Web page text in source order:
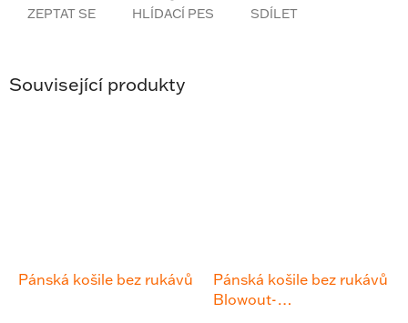
ZEPTAT SE SDÍLET
Související produkty
Pánská košile bez rukávů
Pánská košile bez rukávů
Blowout-